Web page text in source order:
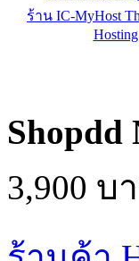
บรรจุ
ร้าน
Shopdd
3,900
ร้านค้า